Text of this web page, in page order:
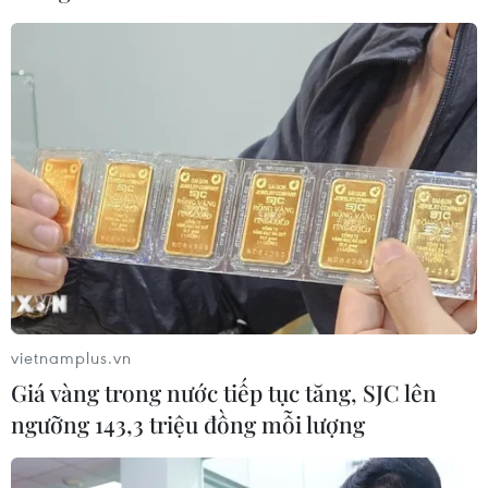
Dầu thô chạm đáy ba tuần khi căng
thẳng tại eo biển Hormuz hạ nhiệt
Mexico đứng thứ hai thế giới về xuất
khẩu sản phẩm phục vụ AI
05/08/2026 00:11
Xem thêm
vietnamplus.vn
Giá vàng trong nước tiếp tục tăng, SJC lên
ngưỡng 143,3 triệu đồng mỗi lượng